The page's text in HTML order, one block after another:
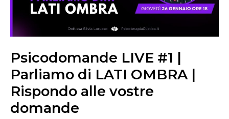
Psicodomande LIVE #1 |
Parliamo di LATI OMBRA |
Rispondo alle vostre
domande
alle